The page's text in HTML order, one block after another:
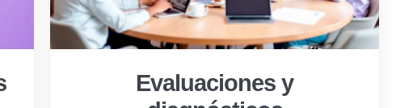
Evaluaciones y